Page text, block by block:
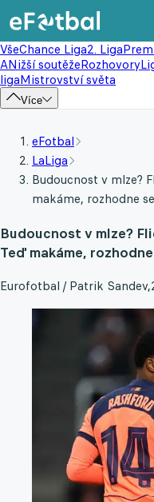
VšeChance Liga2. Liga
ANižší soutěžeRozhovory
ligaMistrovství světa
Více
eFotbal
LaLiga
Budoucnost v mlze?
makáme, rozhodne
Budoucnost v mlze?
Teď makáme,
Eurofotbal / Patrik Sandev,